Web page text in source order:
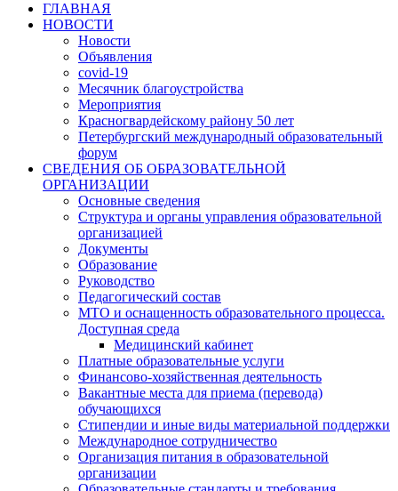
ГЛАВНАЯ
НОВОСТИ
Новости
Объявления
covid-19
Месячник благоустройства
Мероприятия
Красногвардейскому району 50 лет
Петербургский международный образовательный
форум
СВЕДЕНИЯ ОБ ОБРАЗОВАТЕЛЬНОЙ
ОРГАНИЗАЦИИ
Основные сведения
Структура и органы управления образовательной
организацией
Документы
Образование
Руководство
Педагогический состав
МТО и оснащенность образовательного процесса.
Доступная среда
Медицинский кабинет
Платные образовательные услуги
Финансово-хозяйственная деятельность
Вакантные места для приема (перевода)
обучающихся
Стипендии и иные виды материальной поддержки
Международное сотрудничество
Организация питания в образовательной
организации